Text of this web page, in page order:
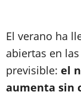
El verano ha
abiertas en
previsible: el
aumenta sin